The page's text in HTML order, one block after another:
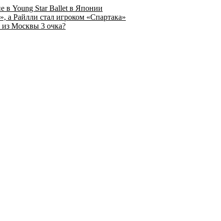
в Young Star Ballet в Японии
а Райлли стал игроком «Спартака»
Москвы 3 очка?